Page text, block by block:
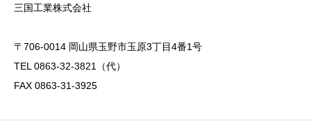
三国工業株式会社
〒706-0014 岡山県玉野市玉原3丁目4番1号
TEL 0863-32-3821（代）
FAX 0863-31-3925